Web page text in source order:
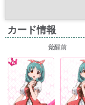
カード情報
覚醒前